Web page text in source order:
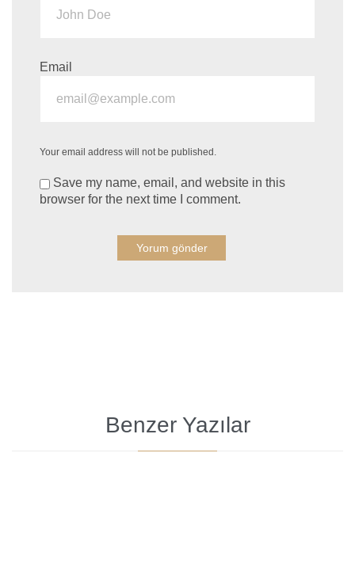
Email
Your email address will not be published.
Save my name, email, and website in this
browser for the next time I comment.
Benzer Yazılar